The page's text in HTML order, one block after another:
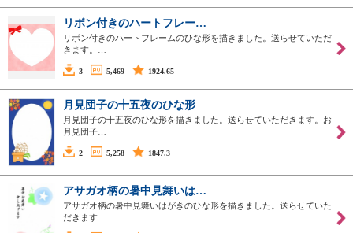
リボン付きのハートフレー…
リボン付きのハートフレームのひな形を描きました。送らせていただ
きます。…
3 5,469 1924.65
月見団子の十五夜のひな形
月見団子の十五夜のひな形を描きました。送らせていただきます。お
月見団子…
2 5,258 1847.3
アサガオ柄の暑中見舞いは…
アサガオ柄の暑中見舞いはがきのひな形を描きました。送らせていた
だきます…